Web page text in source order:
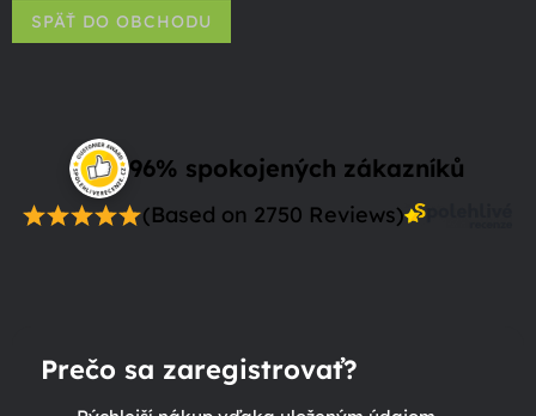
SPÄŤ DO OBCHODU
96% spokojených zákazníků
(Based on 2750 Reviews)
Prečo sa zaregistrovať?